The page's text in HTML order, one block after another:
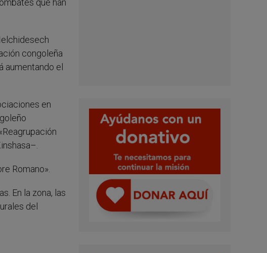
que han
congoleña
aumentando el
en
Romano».
En la zona, las
del